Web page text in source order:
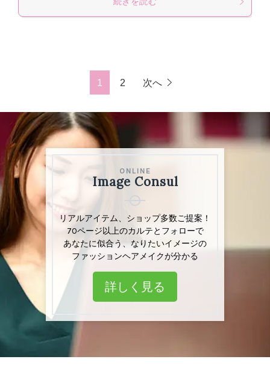
1 2 次へ
ONLINE
Image Consul
リアルアイテム、ショップ多数ご提案！
70ページ以上のカルテとフォローで
あなたに似合う、なりたいイメージの
ファッションヘアメイクが分かる
詳しく見る
ONLINE
Image Consul
リアルアイテム、ショップリスト多数掲載
「あなた」専用カルテとフォロー付きで
ファッション・ヘアメイクのお悩み解決
詳しく見る